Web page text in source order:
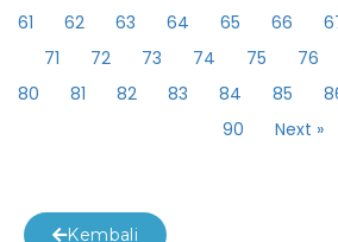
61
62 63 64 65 66
71
72 73 74 75 76
80
81 82 83 84 85
90
Next »
Kembali